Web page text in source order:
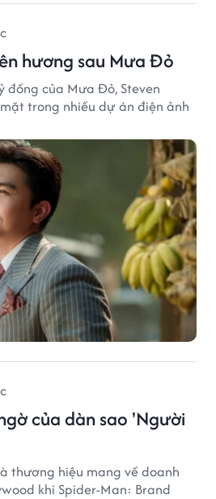
hương sau Mưa Đỏ
đồng của Mưa Đỏ, Steven
trong nhiều dự án điện ảnh
của dàn sao 'Người
thương hiệu mang về doanh
khi Spider-Man: Brand